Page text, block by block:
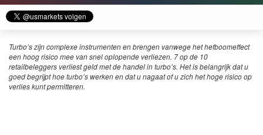
Turbo’s zijn complexe instrumenten en brengen vanwege het hefboomeffect
een hoog risico mee van snel oplopende verliezen. 7 op de 10
retailbeleggers verliest geld met de handel in turbo’s. Het is belangrijk dat u
goed begrijpt hoe turbo’s werken en dat u nagaat of u zich het hoge risico op
verlies kunt permitteren.